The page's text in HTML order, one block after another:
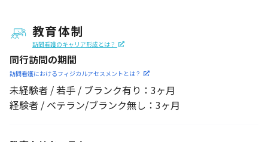
教育体制
訪問看護のキャリア形成とは？
同行訪問の期間
訪問看護におけるフィジカルアセスメントとは？
未経験者 / 若手 / ブランク有り：3ヶ月
経験者 / ベテラン/ブランク無し：3ヶ月